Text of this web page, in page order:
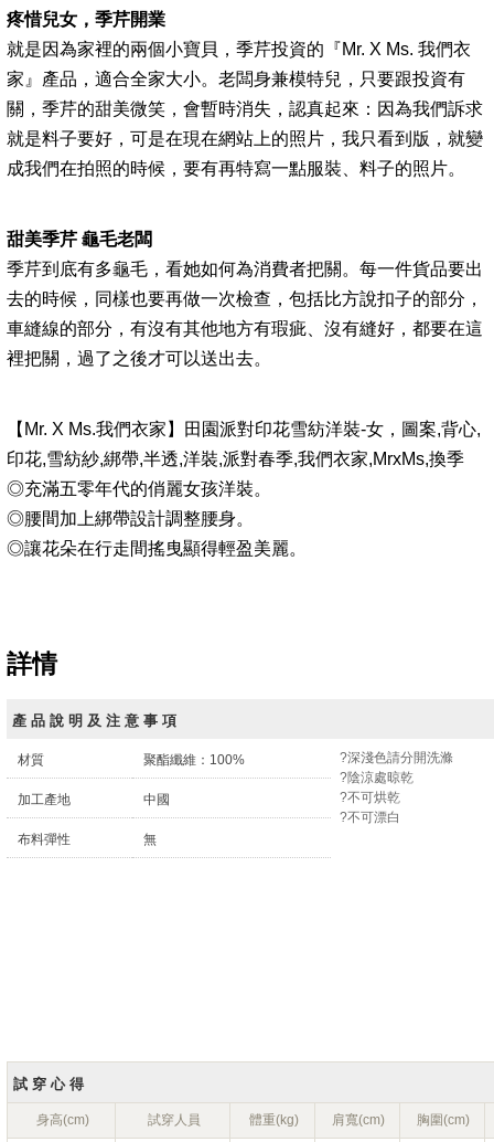
疼惜兒女，季芹開業
就是因為家裡的兩個小寶貝，季芹投資的『Mr. X Ms. 我們衣
家』產品，適合全家大小。老闆身兼模特兒，只要跟投資有
關，季芹的甜美微笑，會暫時消失，認真起來：因為我們訴求
就是料子要好，可是在現在網站上的照片，我只看到版，就變
成我們在拍照的時候，要有再特寫一點服裝、料子的照片。
甜美季芹 龜毛老闆
季芹到底有多龜毛，看她如何為消費者把關。每一件貨品要出
去的時候，同樣也要再做一次檢查，包括比方說扣子的部分，
車縫線的部分，有沒有其他地方有瑕疵、沒有縫好，都要在這
裡把關，過了之後才可以送出去。
【Mr. X Ms.我們衣家】田園派對印花雪紡洋裝-女，圖案,背心,
印花,雪紡紗,綁帶,半透,洋裝,派對春季,我們衣家,MrxMs,換季
◎充滿五零年代的俏麗女孩洋裝。
◎腰間加上綁帶設計調整腰身。
◎讓花朵在行走間搖曳顯得輕盈美麗。
詳情
產 品 說 明 及 注 意 事 項
材質 聚酯纖維：100%
?深淺色請分開洗滌
?陰涼處晾乾
?不可烘乾
?不可漂白
加工產地 中國
布料彈性 無
試 穿 心 得
身高(cm) 試穿人員 體重(kg) 肩寬(cm) 胸圍(cm)